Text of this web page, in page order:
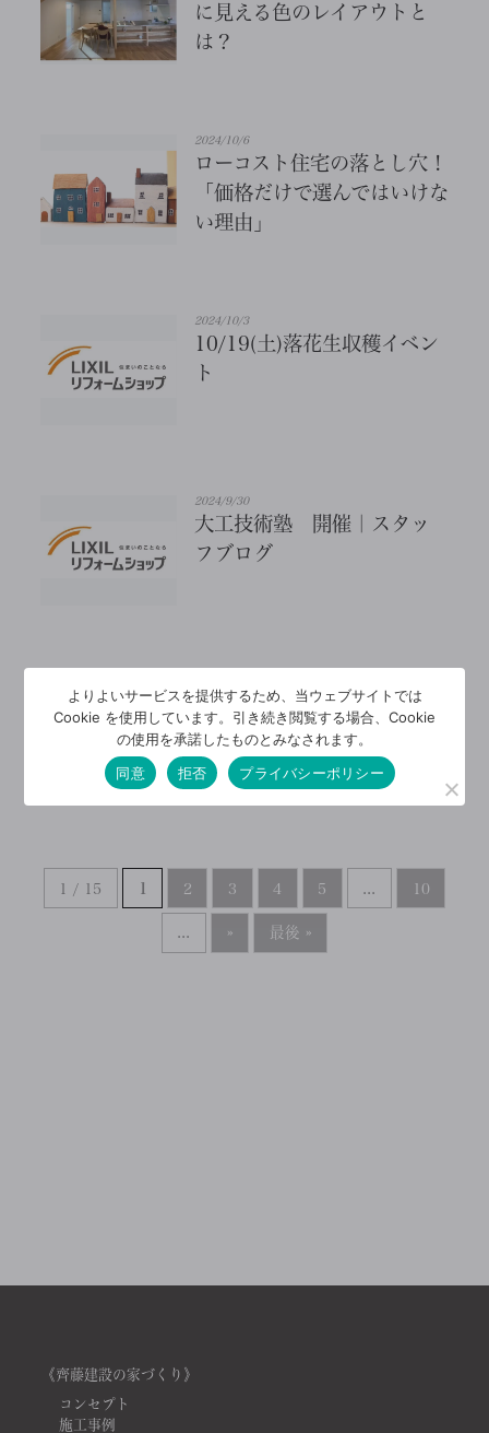
に見える色のレイアウトと
は？
2024/10/6
ローコスト住宅の落とし穴！
「価格だけで選んではいけな
い理由」
2024/10/3
10/19(土)落花生収穫イベン
ト
2024/9/30
大工技術塾 開催｜スタッ
フブログ
【残り1枠】オーナー様宅訪
問会 ｜鶴ヶ島市
このイベントは終了しました。ありがと
うございました。
1 / 15 1 2 3 4 5 10
... » 最後 »
《齊藤建設の家づくり》
コンセプト
施工事例
よりよいサービスを提供するため、当ウェブサイトでは
Cookie を使用しています。引き続き閲覧する場合、Cookie
の使用を承諾したものとみなされます。
同意
拒否 プライバシーポリシー